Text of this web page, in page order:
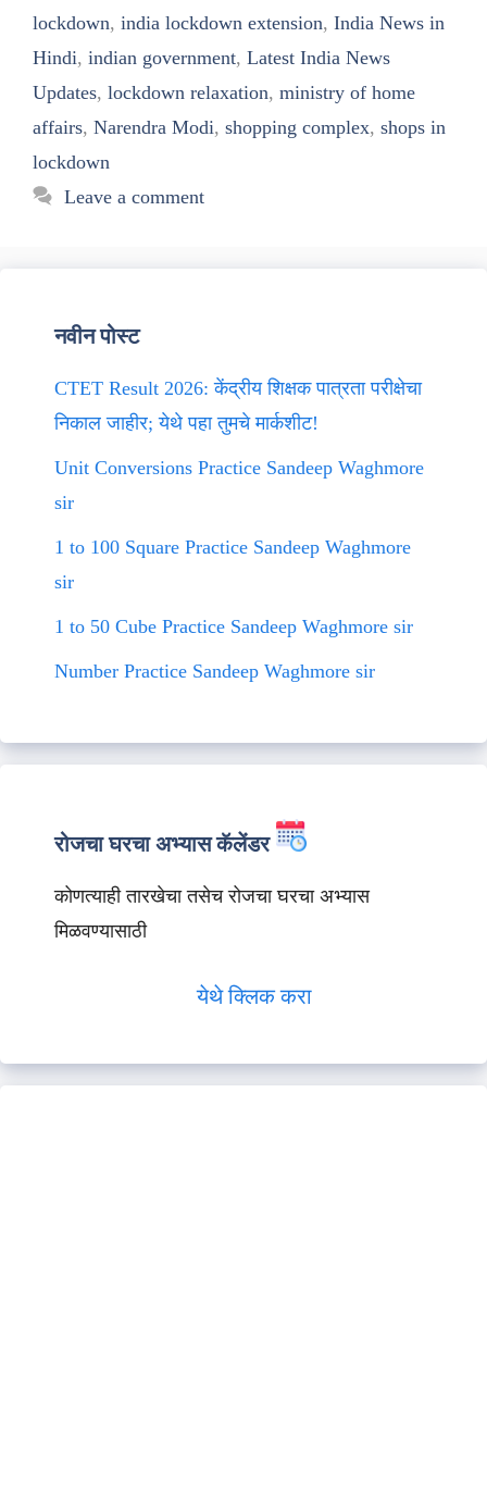
lockdown, india lockdown extension, India News in
Hindi, indian government, Latest India News
Updates, lockdown relaxation, ministry of home
affairs, Narendra Modi, shopping complex, shops in
lockdown
Leave a comment
नवीन पोस्ट
CTET Result 2026: केंद्रीय शिक्षक पात्रता परीक्षेचा
निकाल जाहीर; येथे पहा तुमचे मार्कशीट!
Unit Conversions Practice Sandeep Waghmore
sir
1 to 100 Square Practice Sandeep Waghmore
sir
1 to 50 Cube Practice Sandeep Waghmore sir
Number Practice Sandeep Waghmore sir
रोजचा घरचा अभ्यास कॅलेंडर
कोणत्याही तारखेचा तसेच रोजचा घरचा अभ्यास
मिळवण्यासाठी
येथे क्लिक करा